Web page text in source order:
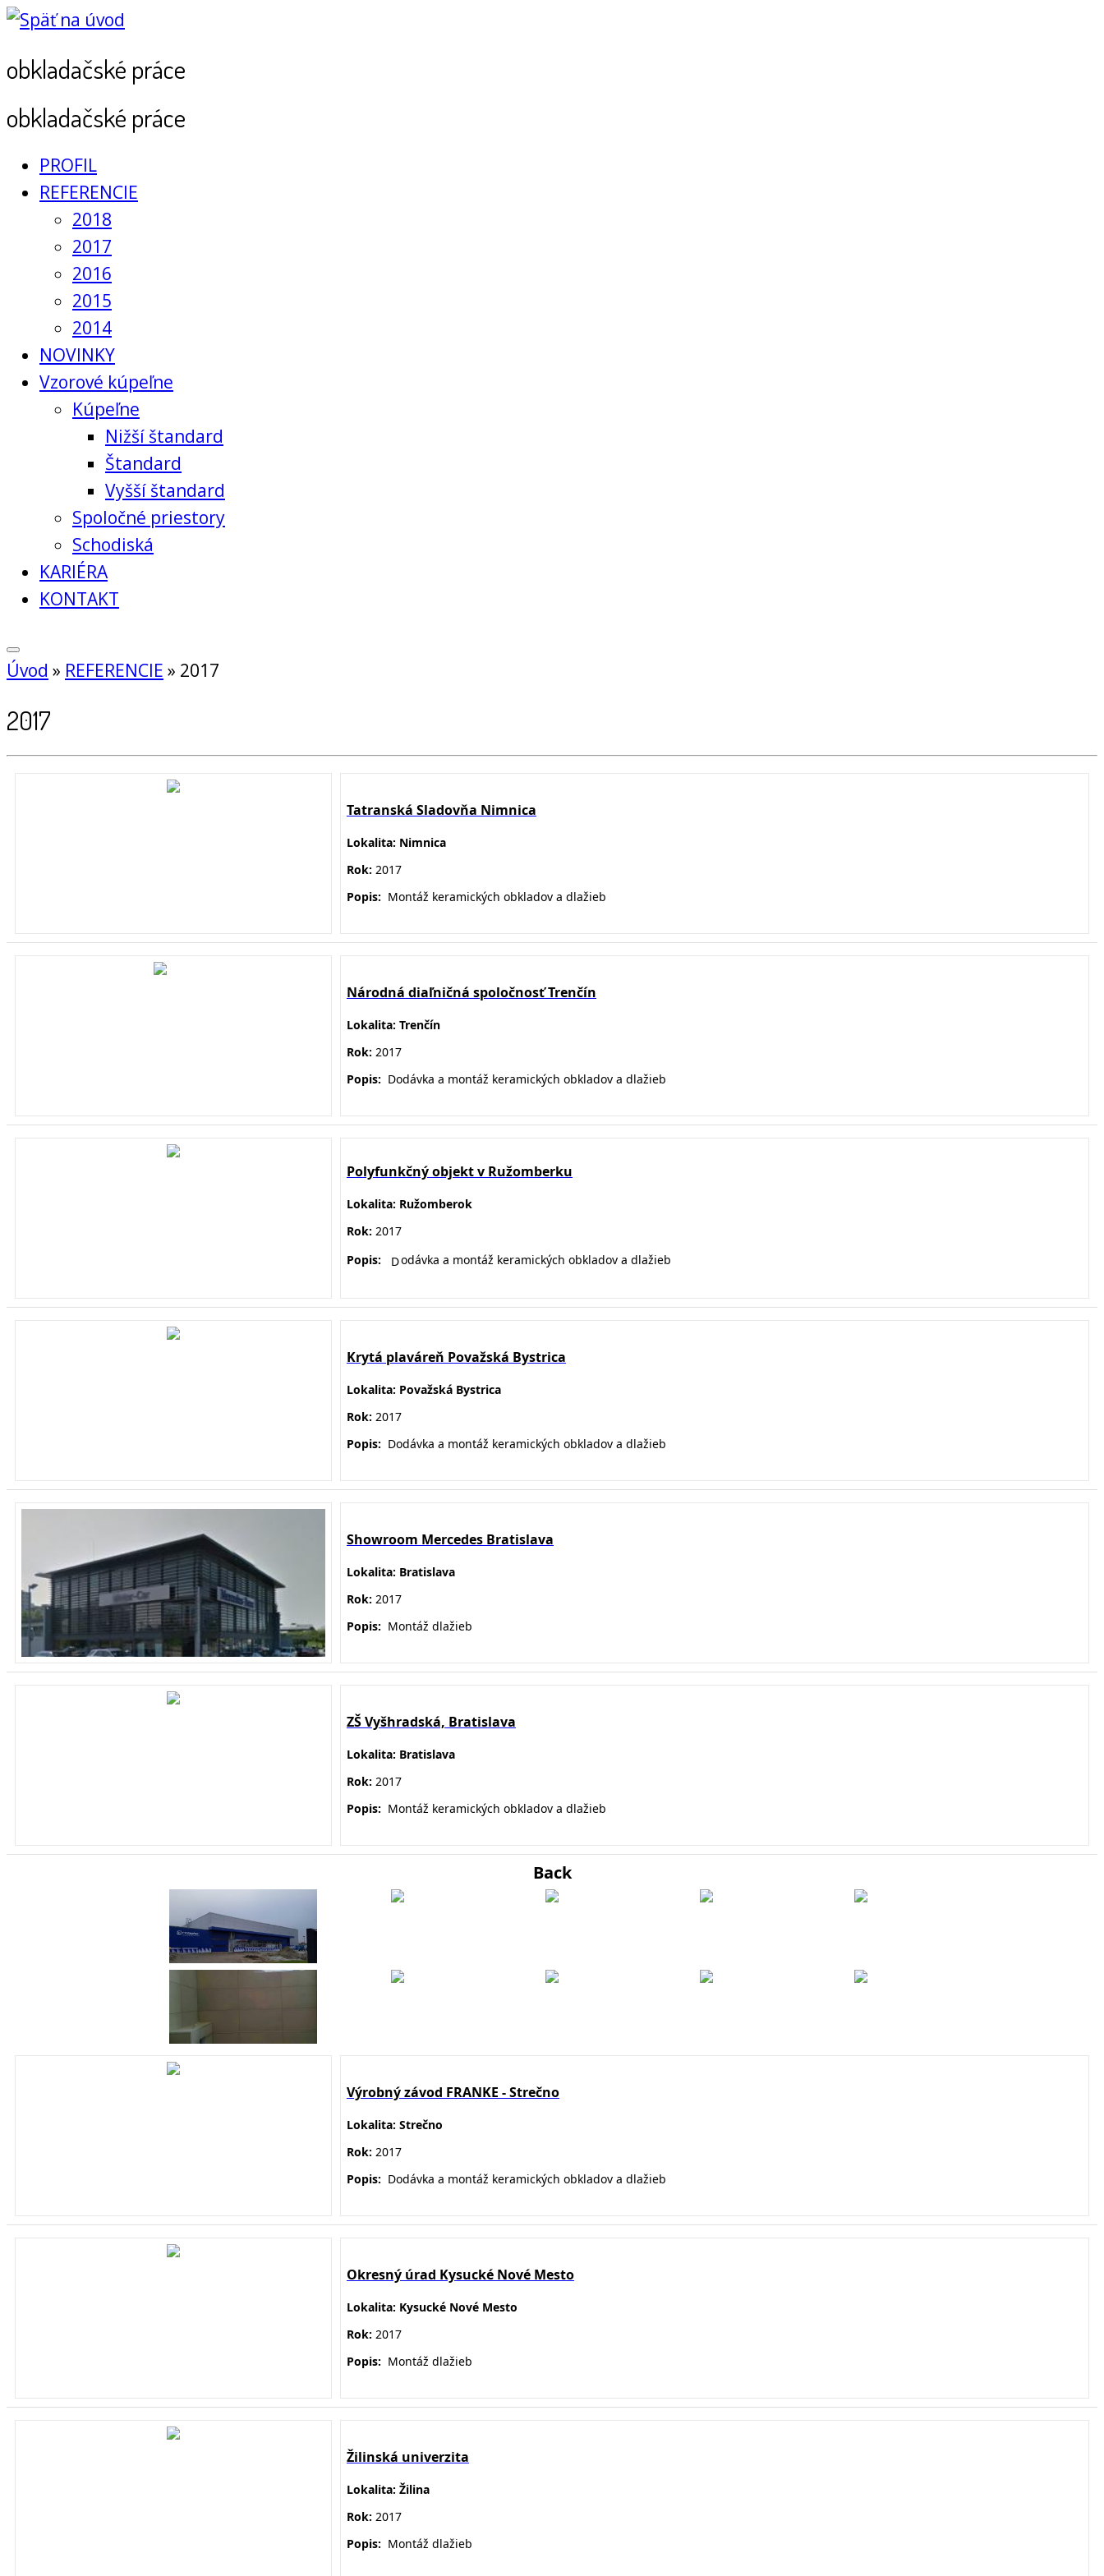
obkladačské práce
obkladačské práce
PROFIL
REFERENCIE
2018
2017
2016
2015
2014
NOVINKY
Vzorové kúpeľne
Kúpeľne
Nižší štandard
Štandard
Vyšší štandard
Spoločné priestory
Schodiská
KARIÉRA
KONTAKT
Úvod » REFERENCIE » 2017
2017
Tatranská Sladovňa Nimnica
Lokalita: Nimnica
Rok: 2017
Popis: Montáž keramických obkladov a dlažieb
Národná diaľničná spoločnosť Trenčín
Lokalita: Trenčín
Rok: 2017
Popis: Dodávka a montáž keramických obkladov a dlažieb
Polyfunkčný objekt v Ružomberku
Lokalita: Ružomberok
Rok: 2017
Popis:
Dodávka a montáž keramických obkladov a dlažieb
Krytá plaváreň Považská Bystrica
Lokalita: Považská Bystrica
Rok: 2017
Popis: Dodávka a montáž keramických obkladov a dlažieb
Showroom Mercedes Bratislava
Lokalita: Bratislava
Rok: 2017
Popis: Montáž dlažieb
ZŠ Vyšhradská, Bratislava
Lokalita: Bratislava
Rok: 2017
Popis: Montáž keramických obkladov a dlažieb
Back
Výrobný závod FRANKE - Strečno
Lokalita: Strečno
Rok: 2017
Popis: Dodávka a montáž keramických obkladov a dlažieb
Okresný úrad Kysucké Nové Mesto
Lokalita: Kysucké Nové Mesto
Rok: 2017
Popis: Montáž dlažieb
Žilinská univerzita
Lokalita: Žilina
Rok: 2017
Popis: Montáž dlažieb